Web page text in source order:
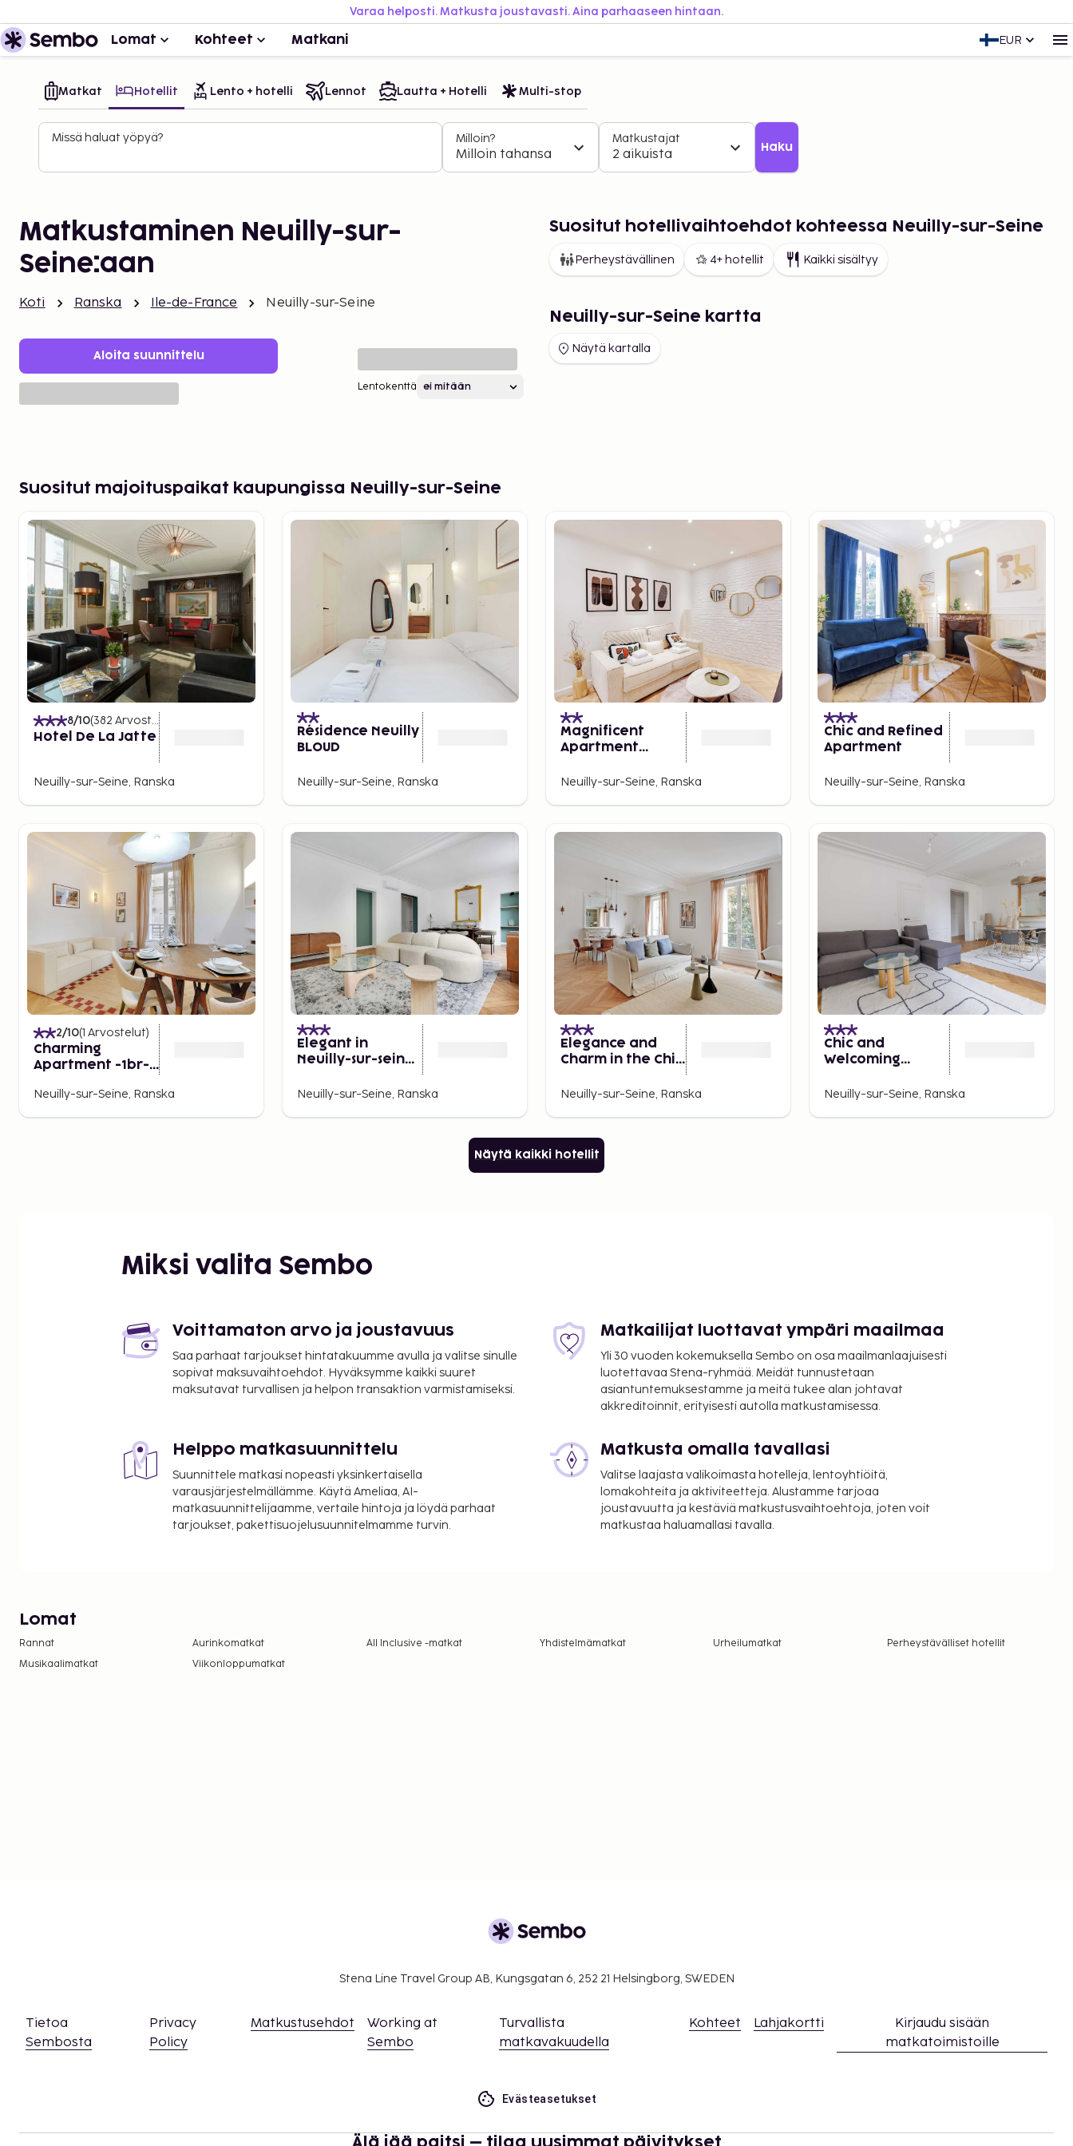
Varaa helposti. Matkusta joustavasti. Aina parhaaseen hintaan.
Lomat Kohteet Matkani EUR
Matkat Hotellit Lento + hotelli Lennot Lautta + Hotelli Multi-stop
Missä haluat yöpyä? Milloin?
Milloin tahansa
Matkustajat
2 aikuista Haku
Matkustaminen Neuilly-sur-
Seine:aan
Koti Ranska Ile-de-France Neuilly-sur-Seine
Aloita suunnittelu
Lentokenttä
Suositut hotellivaihtoehdot kohteessa Neuilly-sur-Seine
Perheystävällinen 4+ hotellit Kaikki sisältyy
Neuilly-sur-Seine kartta
Näytä kartalla
Suositut majoituspaikat kaupungissa Neuilly-sur-Seine
8/10(382 Arvostelut
Hotel De La Jatte
Neuilly-sur-Seine, Ranska
Résidence Neuilly
BLOUD
Neuilly-sur-Seine, Ranska
Magnificent
Apartment
Triomphe
Neuilly-sur-Seine, Ranska
Chic and Refined
Apartment
Neuilly-sur-Seine, Ranska
2/10(1 Arvostelut)
Charming
Apartment -1br-
Neuilly
Neuilly-sur-Seine, Ranska
Elegant in
Neuilly-sur-seine:
Retreat
Neuilly-sur-Seine, Ranska
Elegance and
Charm in the Chic
Neuilly-sur-Seine, Ranska
Chic and
Welcoming
Neuilly-sur-Seine, Ranska
Näytä kaikki hotellit
Miksi valita Sembo
Voittamaton arvo ja joustavuus
Saa parhaat tarjoukset hintatakuumme avulla ja valitse sinulle
sopivat maksuvaihtoehdot. Hyväksymme kaikki suuret
maksutavat turvallisen ja helpon transaktion varmistamiseksi.
Matkailijat luottavat ympäri maailmaa
Yli 30 vuoden kokemuksella Sembo on osa maailmanlaajuisesti
luotettavaa Stena-ryhmää. Meidät tunnustetaan
asiantuntemuksestamme ja meitä tukee alan johtavat
akkreditoinnit, erityisesti autolla matkustamisessa.
Helppo matkasuunnittelu
Suunnittele matkasi nopeasti yksinkertaisella
varausjärjestelmällämme. Käytä Ameliaa, AI-
matkasuunnittelijaamme, vertaile hintoja ja löydä parhaat
tarjoukset, pakettisuojelusuunnitelmamme turvin.
Matkusta omalla tavallasi
Valitse laajasta valikoimasta hotelleja, lentoyhtiöitä,
lomakohteita ja aktiviteetteja. Alustamme tarjoaa
joustavuutta ja kestäviä matkustusvaihtoehtoja, joten voit
matkustaa haluamallasi tavalla.
Lomat
Rannat Aurinkomatkat All Inclusive -matkat Yhdistelmämatkat Urheilumatkat
Perheystävälliset hotellit
Musikaalimatkat
Viikonloppumatkat
Stena Line Travel Group AB, Kungsgatan 6, 252 21 Helsingborg, SWEDEN
Tietoa
Sembosta
Privacy
Policy
Matkustusehdot
Working at
Sembo
Turvallista
matkavakuudella
Kohteet Lahjakortti
Kirjaudu sisään
matkatoimistoille
Evästeasetukset
Älä jää paitsi – tilaa uusimmat päivitykset